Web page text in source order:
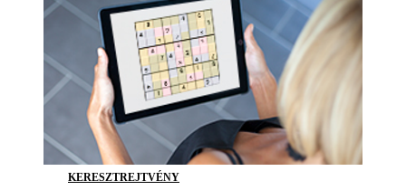
KERESZTREJTVÉNY